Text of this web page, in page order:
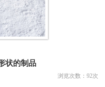
状的制品
浏览次数： 92次